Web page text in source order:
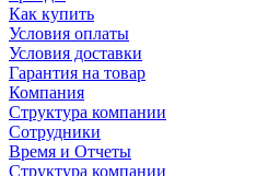
Как купить
Условия оплаты
Условия доставки
Гарантия на товар
Компания
Структура компании
Сотрудники
Время и Отчеты
Структура компании